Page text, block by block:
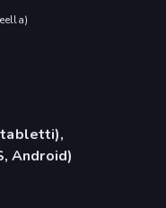
)
Android)